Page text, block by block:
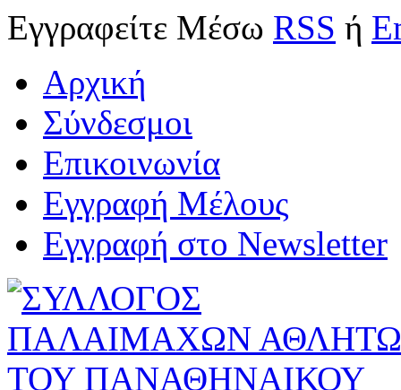
Εγγραφείτε Μέσω RSS ή
Αρχική
Σύνδεσμοι
Επικοινωνία
Εγγραφή Μέλους
Εγγραφή στο Newsletter